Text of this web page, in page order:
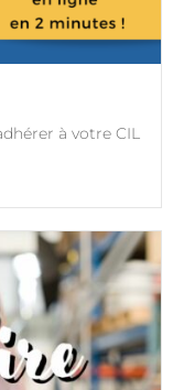
à votre CIL